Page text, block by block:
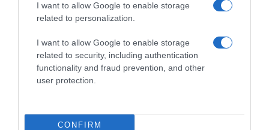
I want to allow Google to enable storage
related to personalization.
I want to allow Google to enable storage
related to security, including authentication
functionality and fraud prevention, and other
user protection.
CONFIRM
AILLEURS SUR LE WEB